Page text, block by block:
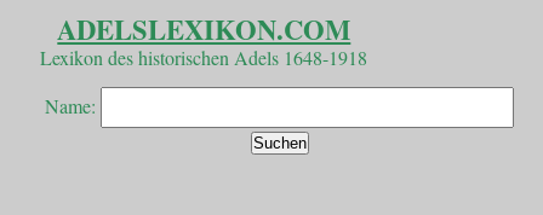
ADELSLEXIKON.COM
Lexikon des historischen Adels 1648-1918
Name: